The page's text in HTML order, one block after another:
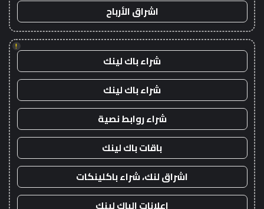
اشراق الأرباح
!
شراء باك لينك
شراء باك لينك
شراء روابط نصية
باقات باك لينك
اشراق لنك، شراء باكلينكات